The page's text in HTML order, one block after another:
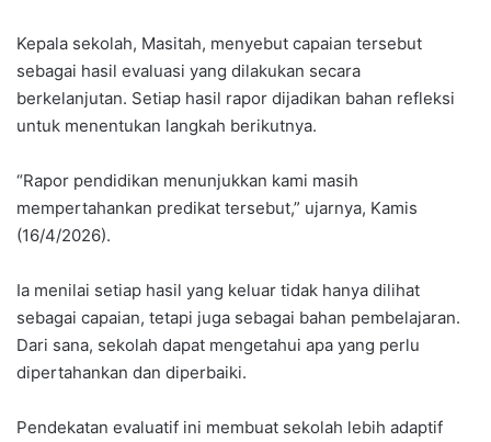
Kepala sekolah, Masitah, menyebut capaian tersebut
sebagai hasil evaluasi yang dilakukan secara
berkelanjutan. Setiap hasil rapor dijadikan bahan refleksi
untuk menentukan langkah berikutnya.
“Rapor pendidikan menunjukkan kami masih
mempertahankan predikat tersebut,” ujarnya, Kamis
(16/4/2026).
Ia menilai setiap hasil yang keluar tidak hanya dilihat
sebagai capaian, tetapi juga sebagai bahan pembelajaran.
Dari sana, sekolah dapat mengetahui apa yang perlu
dipertahankan dan diperbaiki.
Pendekatan evaluatif ini membuat sekolah lebih adaptif